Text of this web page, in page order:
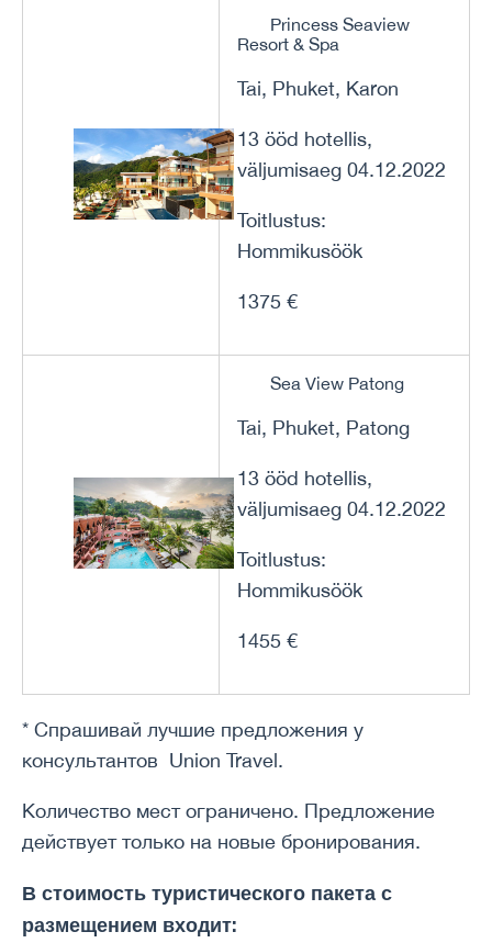
Princess Seaview
Resort & Spa
Tai, Phuket, Karon
13 ööd hotellis,
väljumisaeg 04.12.2022
Toitlustus:
Hommikusöök
1375 €
Sea View Patong
Tai, Phuket, Patong
13 ööd hotellis,
väljumisaeg 04.12.2022
Toitlustus:
Hommikusöök
1455 €
* Спрашивай лучшие предложения у
консультантов Union Travel.
Количество мест ограничено. Предложение
действует только на новые бронирования.
В стоимость туристического пакета с
размещением входит: